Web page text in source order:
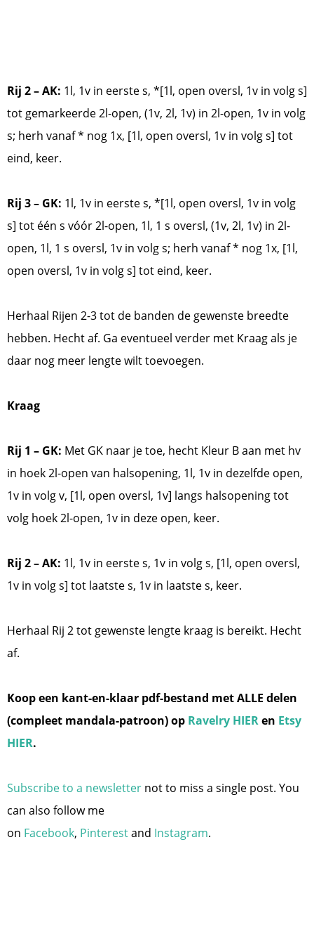
Rij 2 – AK: 1l, 1v in eerste s, *[1l, open oversl, 1v in volg s]
tot gemarkeerde 2l-open, (1v, 2l, 1v) in 2l-open, 1v in volg
s; herh vanaf * nog 1x, [1l, open oversl, 1v in volg s] tot
eind, keer.
Rij 3 – GK: 1l, 1v in eerste s, *[1l, open oversl, 1v in volg
s] tot één s vóór 2l-open, 1l, 1 s oversl, (1v, 2l, 1v) in 2l-
open, 1l, 1 s oversl, 1v in volg s; herh vanaf * nog 1x, [1l,
open oversl, 1v in volg s] tot eind, keer.
Herhaal Rijen 2-3 tot de banden de gewenste breedte
hebben. Hecht af. Ga eventueel verder met Kraag als je
daar nog meer lengte wilt toevoegen.
Kraag
Rij 1 – GK: Met GK naar je toe, hecht Kleur B aan met hv
in hoek 2l-open van halsopening, 1l, 1v in dezelfde open,
1v in volg v, [1l, open oversl, 1v] langs halsopening tot
volg hoek 2l-open, 1v in deze open, keer.
Rij 2 – AK: 1l, 1v in eerste s, 1v in volg s, [1l, open oversl,
1v in volg s] tot laatste s, 1v in laatste s, keer.
Herhaal Rij 2 tot gewenste lengte kraag is bereikt. Hecht
af.
Koop een kant-en-klaar pdf-bestand met ALLE delen
(compleet mandala-patroon) op Ravelry HIERen Etsy
HIER.
Subscribe to a newsletter not to miss a single post. You
can also follow me
on Facebook, Pinterestand Instagram.